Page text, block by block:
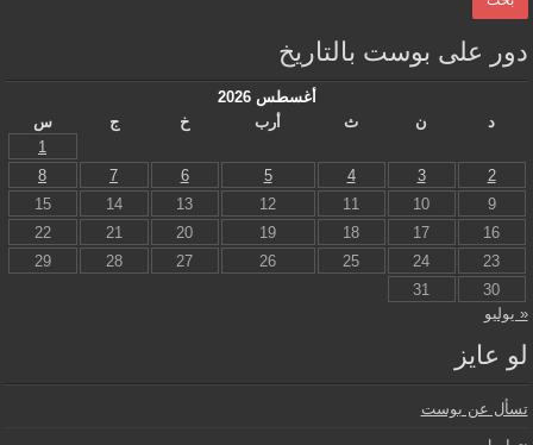
دور على بوست بالتاريخ
أغسطس 2026
د
ن ث أرب خ ج
س
1
2
3
4
5
6
7
8
9
10
11
12
13
14
15
16
17
18
19
20
21
22
23
24
25
26
27
28
29
30
31
« يوليو
لو عايز
تسأل عن بوست